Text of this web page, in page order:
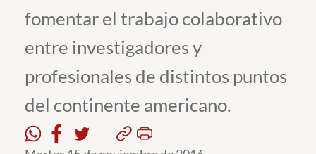
Postgrado
Formación Continua
Estudiantes
Académicos
Funcionarios
fomentar el trabajo colaborativo
entre investigadores y
profesionales de distintos puntos
del continente americano.